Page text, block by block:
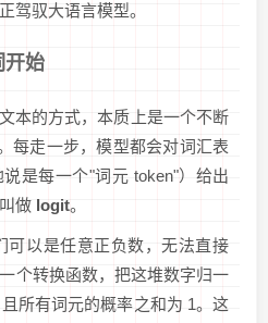
驾驭大语言模型。
开始
本的方式，本质上是一个不断
每走一步，模型都会对词汇表
是每一个"词元 token"）给出
做 logit。
以是任意正负数，无法直接
个转换函数，把这堆数字归一
所有词元的概率之和为 1。这